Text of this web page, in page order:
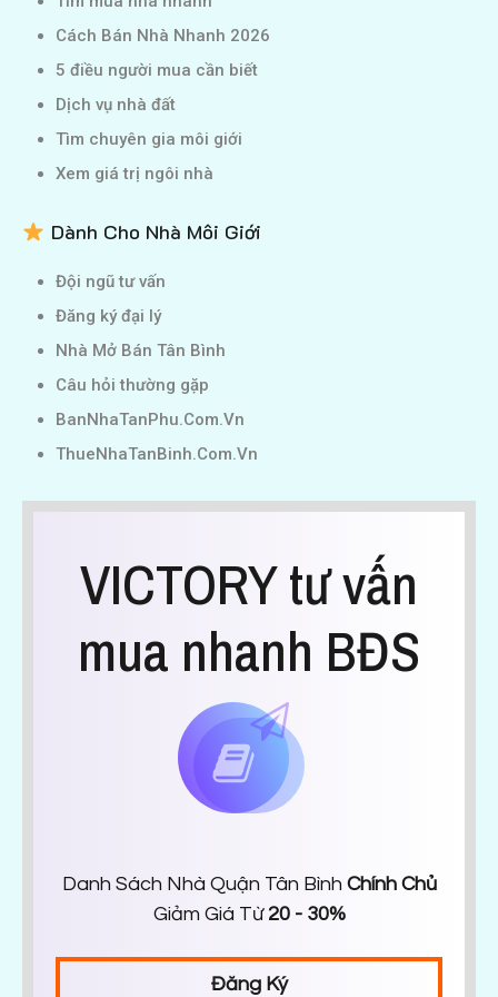
Cách Bán Nhà Nhanh 2026
5 điều người mua cần biết
Dịch vụ nhà đất
Tìm chuyên gia môi giới
Xem giá trị ngôi nhà
Dành Cho Nhà Môi Giới
Đội ngũ tư vấn
Đăng ký đại lý
Nhà Mở Bán Tân Bình
Câu hỏi thường gặp
BanNhaTanPhu.Com.Vn
ThueNhaTanBinh.Com.Vn
VICTORY tư vấn
mua nhanh BĐS
Danh Sách Nhà Quận Tân Bình Chính Chủ
Giảm Giá Từ 20 - 30%
Đăng Ký